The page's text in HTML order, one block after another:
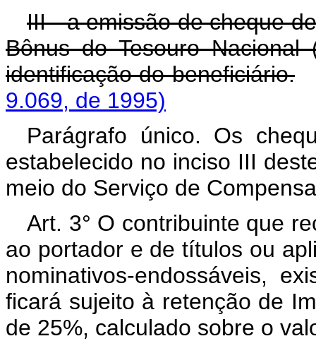
III - a emissão de cheque
Bônus do Tesouro
identificação do beneficiário.
9.069, de 1995)
Parágrafo único. Os
estabelecido no inciso III
meio do Serviço de
Art. 3° O contribuinte que
ao portador e de títulos ou
nominativos-endossáveis,
ficará sujeito à retenção de
de 25%, calculado sobre o